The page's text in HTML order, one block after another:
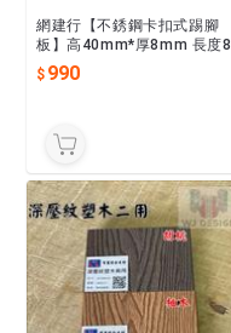
網建行【不銹鋼卡扣式踢腳
板】高40mm*厚8mm 長度8
尺 表面拉絲面處理~踢腳板 壓
線槽 新北新莊可自取
990